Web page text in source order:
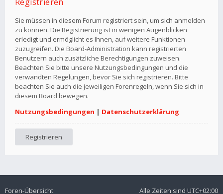
Sie müssen in diesem Forum registriert sein, um sich anmelden
zu können. Die Registrierung ist in wenigen Augenblicken
erledigt und ermöglicht es Ihnen, auf weitere Funktionen
zuzugreifen. Die Board-Administration kann registrierten
Benutzern auch zusätzliche Berechtigungen zuweisen.
Beachten Sie bitte unsere Nutzungsbedingungen und die
verwandten Regelungen, bevor Sie sich registrieren. Bitte
beachten Sie auch die jeweiligen Forenregeln, wenn Sie sich in
diesem Board bewegen.
Nutzungsbedingungen | Datenschutzerklärung
Registrieren
Foren-Übersicht Alle Zeiten sind UTC+02:00